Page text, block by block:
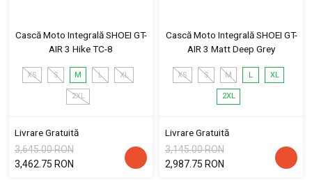
Cască Moto Integrală SHOEI GT-
AIR 3 Hike TC-8
XS S M L XL
2XL
Livrare Gratuită
3,645.00 RON
3,462.75 RON
Cască Moto Integrală SHOEI GT-
AIR 3 Matt Deep Grey
XS S M L XL
2XL
Livrare Gratuită
3,145.00 RON
2,987.75 RON